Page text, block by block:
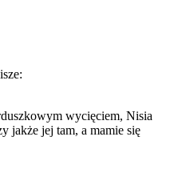
wycięciem, Nisia
jakże jej tam, a mamie się